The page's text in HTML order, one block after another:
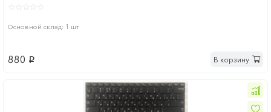
Основной склад: 1 шт
880 p В корзину